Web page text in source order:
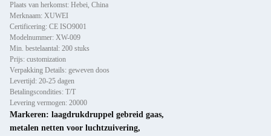
Plaats van herkomst: Hebei, China
Merknaam: XUWEI
Certificering: CE ISO9001
Modelnummer: XW-009
Min. bestelaantal: 200 stuks
Prijs: customization
Verpakking Details: geweven doos
Levertijd: 20-25 dagen
Betalingscondities: T/T
Levering vermogen: 20000
Markeren: laagdrukdruppel gebreid gaas,
metalen netten voor luchtzuivering,